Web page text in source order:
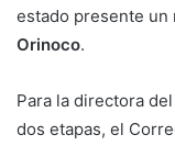
estado presente un
Orinoco.
Para la directora
dos etapas, el